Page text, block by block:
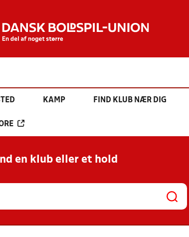
KAMP FIND KLUB NÆR DIG
en klub eller et hold